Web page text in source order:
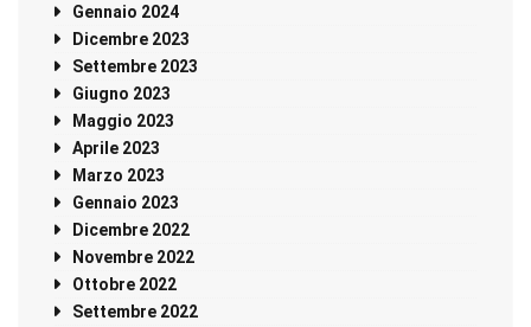
Gennaio 2024
Dicembre 2023
Settembre 2023
Giugno 2023
Maggio 2023
Aprile 2023
Marzo 2023
Gennaio 2023
Dicembre 2022
Novembre 2022
Ottobre 2022
Settembre 2022